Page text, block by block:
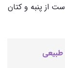
از پنبه و کتان
طبیعی